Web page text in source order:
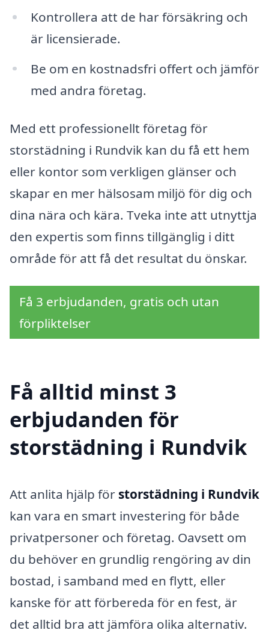
Kontrollera att de har försäkring och
är licensierade.
Be om en kostnadsfri offert och jämför
med andra företag.
Med ett professionellt företag för
storstädning i Rundvik kan du få ett hem
eller kontor som verkligen glänser och
skapar en mer hälsosam miljö för dig och
dina nära och kära. Tveka inte att utnyttja
den expertis som finns tillgänglig i ditt
område för att få det resultat du önskar.
Få 3 erbjudanden, gratis och utan
förpliktelser
Få alltid minst 3
erbjudanden för
storstädning i Rundvik
Att anlita hjälp för storstädning i Rundvik
kan vara en smart investering för både
privatpersoner och företag. Oavsett om
du behöver en grundlig rengöring av din
bostad, i samband med en flytt, eller
kanske för att förbereda för en fest, är
det alltid bra att jämföra olika alternativ.